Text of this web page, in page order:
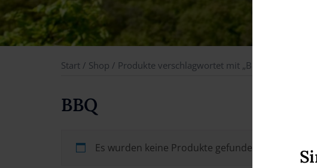
Start / Shop / Produkte verschlagwortet mit „BBQ“
BBQ
Es wurden keine Produkte gefunden, die deiner